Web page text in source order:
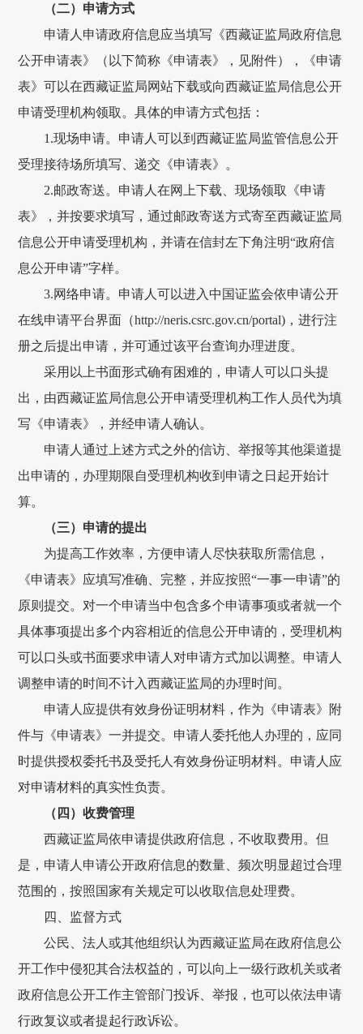
（二）申请方式
申请人申请政府信息应当填写《西藏证监局政府信息
公开申请表》（以下简称《申请表》
，见附件），《申请
表》可以在西藏证监局网站下载或向西藏证监局信息公开
申请受理机构领取。具体的申请方式包括：
1.现场申请。申请人可以到西藏证监局监管信息公开
受理接待场所填写、递交《申请表》。
2.邮政寄送。 申请人在网上下载、现场领取《申请
表》，并按要求填写，通过邮政寄送方式寄至西藏证监局
信息公开申请受理机构，并请在信封左下角注明“政府信
息公开申请”字样。
3.网络申请。申请人可以进入中国证监会依申请公开
在线申请平台界面（http://neris.csrc.gov.cn/portal)，进行注
册之后提出申请，并可通过该平台查询办理进度。
采用以上书面形式确有困难的，申请人可以口头提
出，由西藏证监局信息公开申请受理机构工作人员代为填
写《申请表》，并经申请人确认。
申请人通过上述方式之外的信访、举报等其他渠道提
出申请的，办理期限自受理机构收到申请之日起开始计
算。
（三）申请的提出
为提高工作效率，方便申请人尽快获取所需信息，
《申请表》应填写准确、完整，并应按照“一事一申请”的
原则提交。对一个申请当中包含多个申请事项或者就一个
具体事项提出多个内容相近的信息公开申请的，受理机构
可以口头或书面要求申请人对申请方式加以调整。申请人
调整申请的时间不计入西藏证监局的办理时间。
申请人应提供有效身份证明材料，作为《申请表》附
件与《申请表》一并提交。 申请人委托他人办理的，应同
时提供授权委托书及受托人有效身份证明材料。申请人应
对申请材料的真实性负责。
（四）收费管理
西藏证监局依申请提供政府信息，不收取费用。但
是，申请人申请公开政府信息的数量、频次明显超过合理
范围的，按照国家有关规定可以收取信息处理费。
四
、监督方式
公民、法人或其他组织认为西藏证监局在政府信息公
开工作中侵犯其合法权益的，可以向 上一级行政机关或者
政府信息公开工作主管部门投诉、举报，也可以依法申请
行政复议或者提起行政诉讼。